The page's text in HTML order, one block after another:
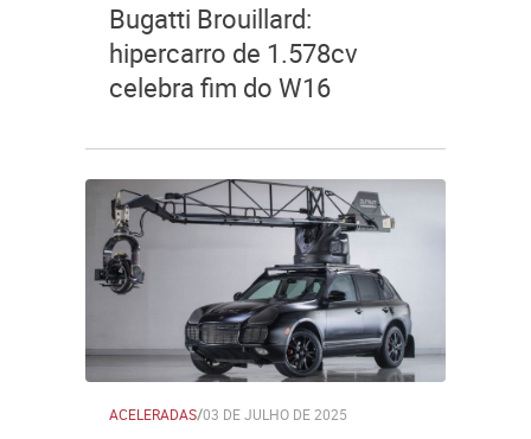
Bugatti Brouillard:
hipercarro de 1.578cv
celebra fim do W16
ACELERADAS/03 DE JULHO DE 2025